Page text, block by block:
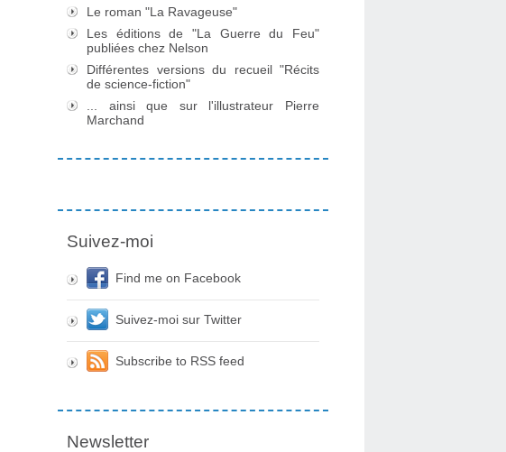
Le roman "La Ravageuse"
Les éditions de "La Guerre du Feu"
publiées chez Nelson
Différentes versions du recueil "Récits
de science-fiction"
... ainsi que sur l'illustrateur Pierre
Marchand
Suivez-moi
Find me on Facebook
Suivez-moi sur Twitter
Subscribe to RSS feed
Newsletter